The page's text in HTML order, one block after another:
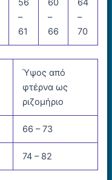
56
–
61
60
–
66
64
–
70
Ύψος από
φτέρνα ως
ριζομήριο
66 – 73
74 – 82